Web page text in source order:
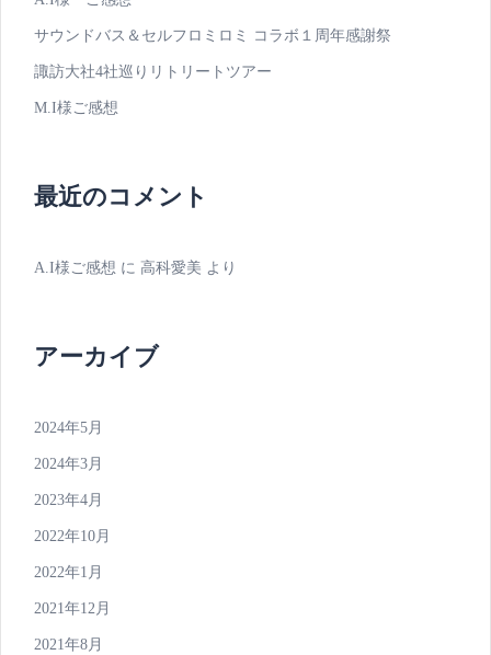
サウンドバス＆セルフロミロミ コラボ１周年感謝祭
諏訪大社4社巡りリトリートツアー
M.I様ご感想
最近のコメント
A.I様ご感想 に 高科愛美 より
アーカイブ
2024年5月
2024年3月
2023年4月
2022年10月
2022年1月
2021年12月
2021年8月